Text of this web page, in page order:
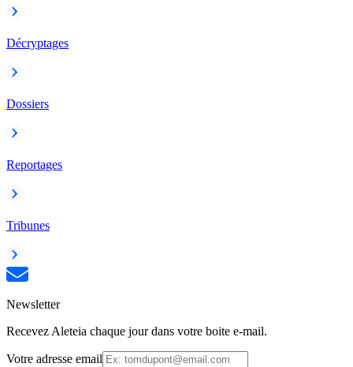
Décryptages
Dossiers
Reportages
Tribunes
Newsletter
Recevez Aleteia chaque jour dans votre boite e-mail.
Votre adresse email